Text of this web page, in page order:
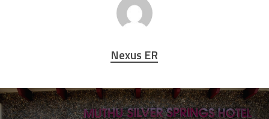
Nexus ER